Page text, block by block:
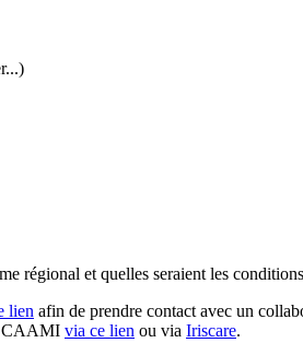
régional et quelles seraient les
lien afin de prendre contact avec un
CAAMI via ce lien ou via Iriscare.